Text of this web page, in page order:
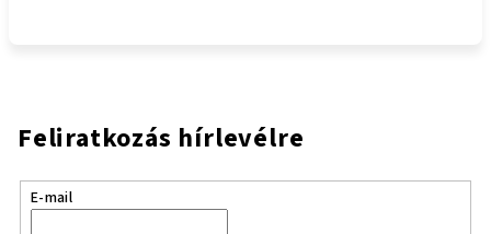
Feliratkozás hírlevélre
E-mail